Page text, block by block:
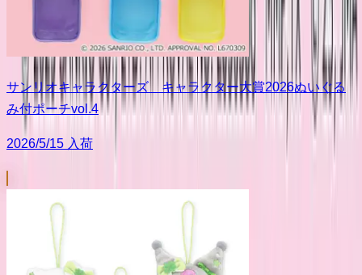
サンリオキャラクターズ キャラクター大賞2026ぬいぐる
み付ポーチvol.4
2026/5/15 入荷